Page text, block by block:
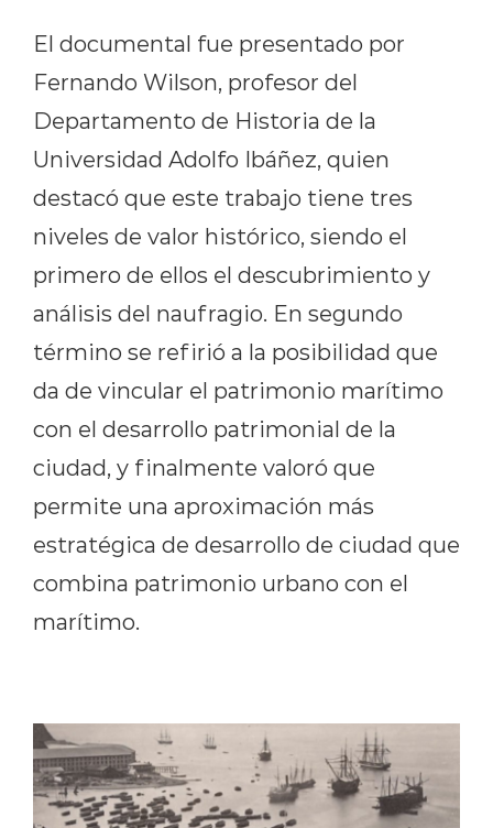
El documental fue presentado por
Fernando Wilson, profesor del
Departamento de Historia de la
Universidad Adolfo Ibáñez, quien
destacó que este trabajo tiene tres
niveles de valor histórico, siendo el
primero de ellos el descubrimiento y
análisis del naufragio. En segundo
término se refirió a la posibilidad que
da de vincular el patrimonio marítimo
con el desarrollo patrimonial de la
ciudad, y finalmente valoró que
permite una aproximación más
estratégica de desarrollo de ciudad que
combina patrimonio urbano con el
marítimo.